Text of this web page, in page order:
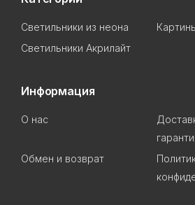
Светильники из неона
Светильники Акрилайт
Информация
О нас
Обмен и возврат